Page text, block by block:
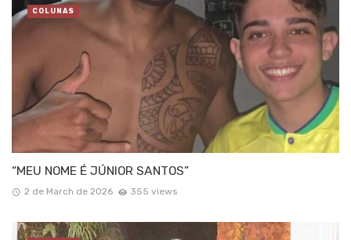
“MEU NOME É JÚNIOR SANTOS”
2 de March de 2026 355 views
COLUNAS